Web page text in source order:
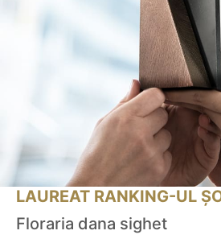
LAUREAT RANKING-UL
Floraria dana sighet